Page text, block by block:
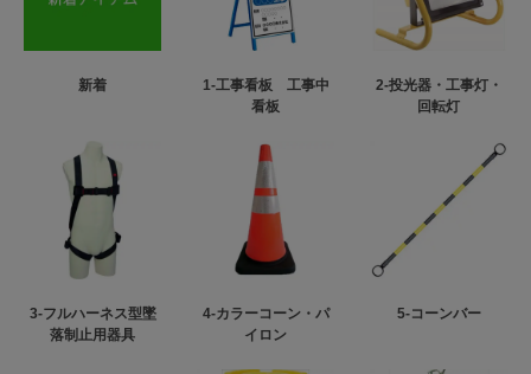
新着
1-工事看板 工事中
看板
2-投光器・工事灯・
回転灯
3-フルハーネス型墜
落制止用器具
4-カラーコーン・パ
イロン
5-コーンバー